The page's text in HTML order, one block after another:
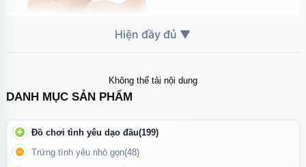
Không thể tải nội dung
DANH MỤC SẢN PHẨM
Đồ chơi tình yêu dạo đầu(199)
Trứng tình yêu nhỏ gọn(48)